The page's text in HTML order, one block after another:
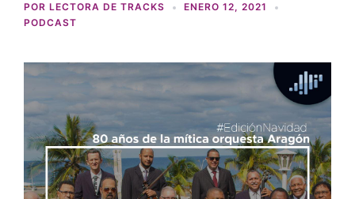
POR LECTORA DE TRACKS
ENERO 12, 2021
PODCAST